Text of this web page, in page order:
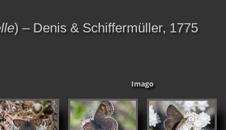
) – Denis & Schiffermüller, 1775
Imago